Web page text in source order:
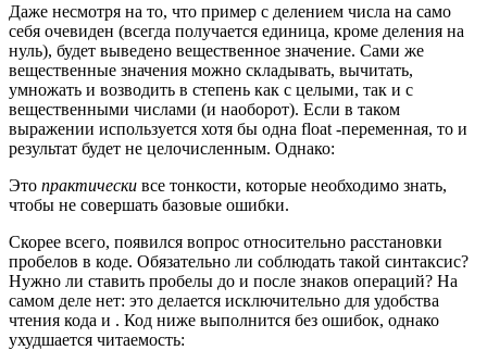
Даже несмотря на то, что пример с делением числа на само
себя очевиден (всегда получается единица, кроме деления на
нуль), будет выведено вещественное значение. Сами же
вещественные значения можно складывать, вычитать,
умножать и возводить в степень как с целыми, так и с
вещественными числами (и наоборот). Если в таком
выражении используется хотя бы одна float -переменная, то и
результат будет не целочисленным. Однако:
Это практически все тонкости, которые необходимо знать,
чтобы не совершать базовые ошибки.
Скорее всего, появился вопрос относительно расстановки
пробелов в коде. Обязательно ли соблюдать такой синтаксис?
Нужно ли ставить пробелы до и после знаков операций? На
самом деле нет: это делается исключительно для удобства
чтения кода и . Код ниже выполнится без ошибок, однако
ухудшается читаемость: